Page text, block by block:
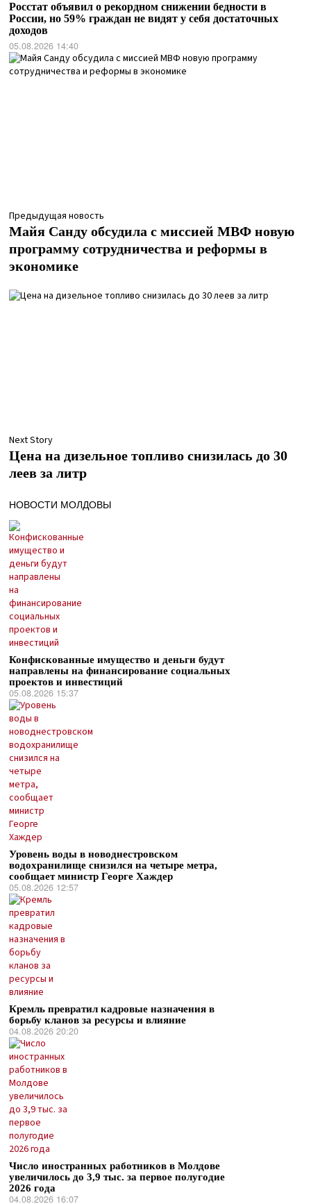
Росстат объявил о рекордном снижении бедности в
России, но 59% граждан не видят у себя достаточных
доходов
05.08.2026 14:40
Предыдущая новость
Майя Санду обсудила с миссией МВФ новую
программу сотрудничества и реформы в
экономике
Next Story
Цена на дизельное топливо снизилась до 30
леев за литр
НОВОСТИ МОЛДОВЫ
Конфискованные имущество и деньги будут
направлены на финансирование социальных
проектов и инвестиций
05.08.2026 15:37
Уровень воды в новоднестровском
водохранилище снизился на четыре метра,
сообщает министр Георге Хаждер
05.08.2026 12:57
Кремль превратил кадровые назначения в
борьбу кланов за ресурсы и влияние
04.08.2026 20:20
Число иностранных работников в Молдове
увеличилось до 3,9 тыс. за первое полугодие
2026 года
04.08.2026 16:07